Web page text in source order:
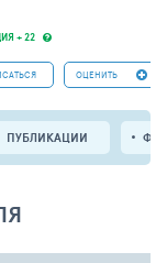
+ 22
ОЦЕНИТЬ
ПУБЛИКАЦИИ